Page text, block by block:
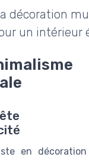
décoration
un intérieur
en décoration